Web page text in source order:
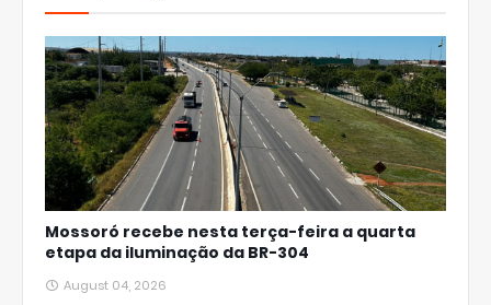
Mossoró recebe nesta terça-feira a quarta
etapa da iluminação da BR-304
August 04, 2026